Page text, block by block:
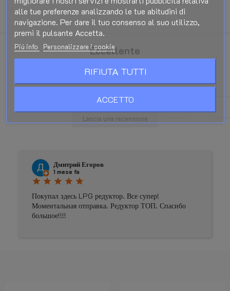
Eccellente
Lascia una recensione
Дмитрий Егоров
1 mese fa
star star star star star
Покупал здесь LPG редуктор. Все супер!
Моментальная отправка. Редуктор ТОП. Спасибо
большое!!!!
alle tue preferenze analizzando le tue abitudini di
navigazione. Per dare il tuo consenso al suo utilizzo,
premi il pulsante Accetta.
Piú info Personalizzare i cookie
RIFIUTA TUTTI
ACCETTO